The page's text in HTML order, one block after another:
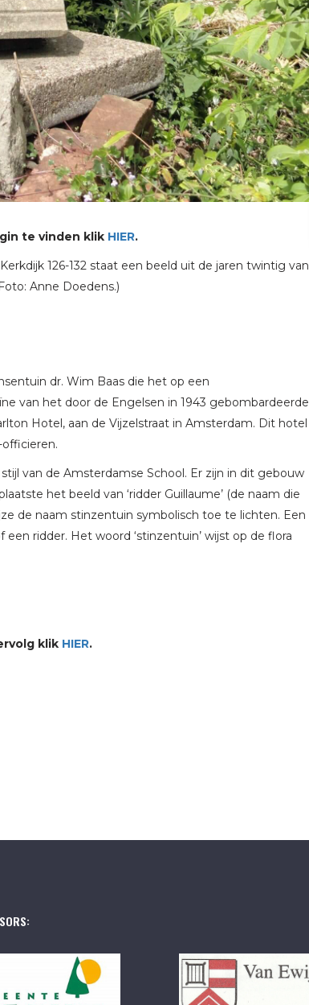
te vinden klik HIER.
126-132 staat een beeld uit de jaren twintig van
Anne Doedens.)
dr. Wim Baas die het op een
van het door de Engelsen in 1943 gebombardeerde
Hotel, aan de Vijzelstraat in Amsterdam. Dit hotel
van de Amsterdamse School. Er zijn in dit gebouw
het beeld van ‘ridder Guillaume’ (de naam die
de naam stinzentuin symbolisch toe te lichten. Een
ridder. Het woord ‘stinzentuin’ wijst op de flora
klik HIER.